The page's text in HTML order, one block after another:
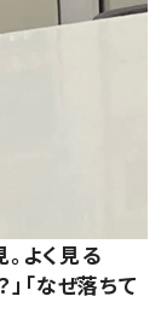
よく見る
「なぜ落ちて